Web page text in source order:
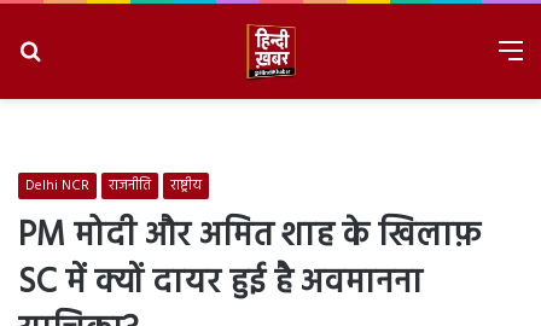
Delhi NCR राजनीति राष्ट्रीय
PM मोदी और अमित शाह के खिलाफ़
SC में क्यों दायर हुई है अवमानना